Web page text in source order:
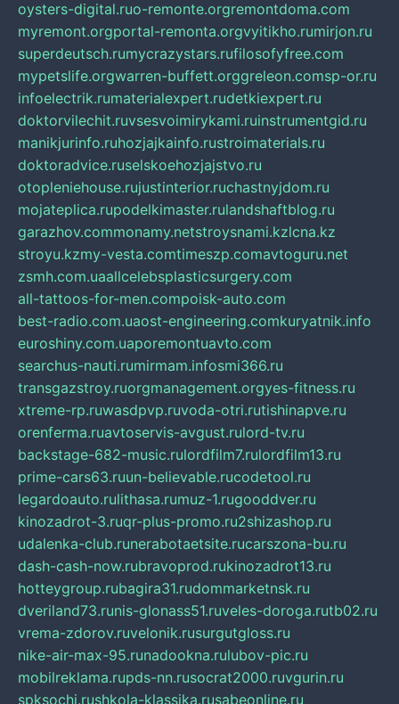
oysters-digital.ruo-remonte.orgremontdoma.com
myremont.orgportal-remonta.orgvyitikho.rumirjon.ru
superdeutsch.rumycrazystars.rufilosofyfree.com
mypetslife.orgwarren-buffett.orggreleon.comsp-or.ru
infoelectrik.rumaterialexpert.rudetkiexpert.ru
doktorvilechit.ruvsesvoimirykami.ruinstrumentgid.ru
manikjurinfo.ruhozjajkainfo.rustroimaterials.ru
doktoradvice.ruselskoehozjajstvo.ru
otopleniehouse.rujustinterior.ruchastnyjdom.ru
mojateplica.rupodelkimaster.rulandshaftblog.ru
garazhov.commonamy.netstroysnami.kzlcna.kz
stroyu.kzmy-vesta.comtimeszp.comavtoguru.net
zsmh.com.uaallcelebsplasticsurgery.com
all-tattoos-for-men.compoisk-auto.com
best-radio.com.uaost-engineering.comkuryatnik.info
euroshiny.com.uaporemontuavto.com
searchus-nauti.rumirmam.infosmi366.ru
transgazstroy.ruorgmanagement.orgyes-fitness.ru
xtreme-rp.ruwasdpvp.ruvoda-otri.rutishinapve.ru
orenferma.ruavtoservis-avgust.rulord-tv.ru
backstage-682-music.rulordfilm7.rulordfilm13.ru
prime-cars63.ruun-believable.rucodetool.ru
legardoauto.rulithasa.rumuz-1.rugooddver.ru
kinozadrot-3.ruqr-plus-promo.ru2shizashop.ru
udalenka-club.runerabotaetsite.rucarszona-bu.ru
dash-cash-now.rubravoprod.rukinozadrot13.ru
hotteygroup.rubagira31.rudommarketnsk.ru
dveriland73.runis-glonass51.ruveles-doroga.rutb02.ru
vrema-zdorov.ruvelonik.rusurgutgloss.ru
nike-air-max-95.runadookna.rulubov-pic.ru
mobilreklama.rupds-nn.rusocrat2000.ruvgurin.ru
spksochi.rushkola-klassika.rusabeonline.ru